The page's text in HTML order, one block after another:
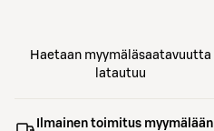
Haetaan myymäläsaatavuutta
latautuu
Ilmainen toimitus myymälään